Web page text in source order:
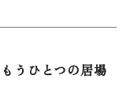
うひとつの居場